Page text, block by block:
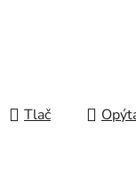
Tlač